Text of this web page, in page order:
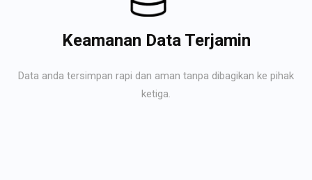
Keamanan Data Terjamin
Data anda tersimpan rapi dan aman tanpa dibagikan ke pihak
ketiga.